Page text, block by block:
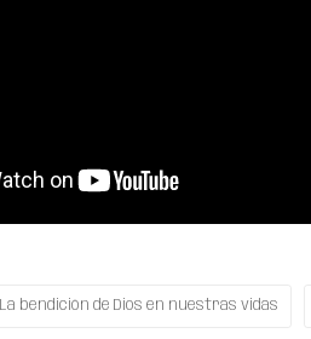
La bendición de Dios en nuestras vidas